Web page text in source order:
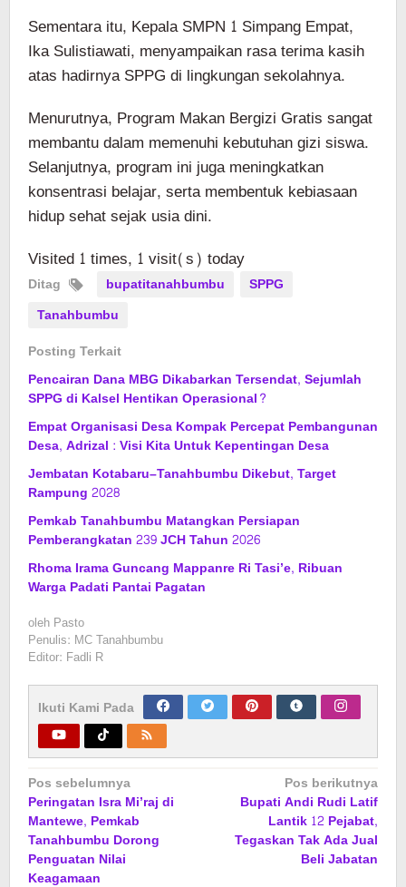
Sementara itu, Kepala SMPN 1 Simpang Empat,
Ika Sulistiawati, menyampaikan rasa terima kasih
atas hadirnya SPPG di lingkungan sekolahnya.
Menurutnya, Program Makan Bergizi Gratis sangat
membantu dalam memenuhi kebutuhan gizi siswa.
Selanjutnya, program ini juga meningkatkan
konsentrasi belajar, serta membentuk kebiasaan
hidup sehat sejak usia dini.
Visited 1 times, 1 visit(s) today
Ditag bupatitanahbumbu
SPPG
Tanahbumbu
Posting Terkait
Pencairan Dana MBG Dikabarkan Tersendat, Sejumlah
SPPG di Kalsel Hentikan Operasional?
Empat Organisasi Desa Kompak Percepat Pembangunan
Desa, Adrizal : Visi Kita Untuk Kepentingan Desa
Jembatan Kotabaru–Tanahbumbu Dikebut, Target
Rampung 2028
Pemkab Tanahbumbu Matangkan Persiapan
Pemberangkatan 239 JCH Tahun 2026
Rhoma Irama Guncang Mappanre Ri Tasi’e, Ribuan
Warga Padati Pantai Pagatan
oleh Pasto
Penulis: MC Tanahbumbu
Editor: Fadli R
Ikuti Kami Pada
Navigasi
pos
Pos sebelumnya
Peringatan Isra Mi’raj di
Mantewe, Pemkab
Tanahbumbu Dorong
Penguatan Nilai
Keagamaan
Pos berikutnya
Bupati Andi Rudi Latif
Lantik 12 Pejabat,
Tegaskan Tak Ada Jual
Beli Jabatan